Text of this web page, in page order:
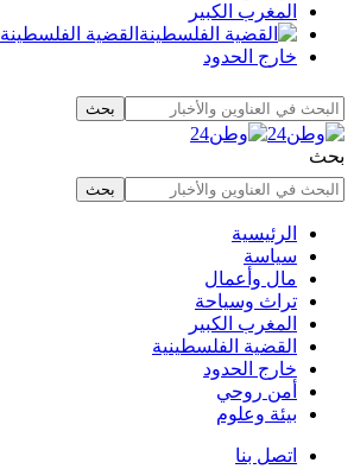
المغرب الكبير
القضية الفلسطينة
خارج الحدود
بحث
الرئيسية
سياسة
مال وأعمال
تراث وسياحة
المغرب الكبير
القضية الفلسطينية
خارج الحدود
أمن روحي
بيئة وعلوم
اتصل بنا